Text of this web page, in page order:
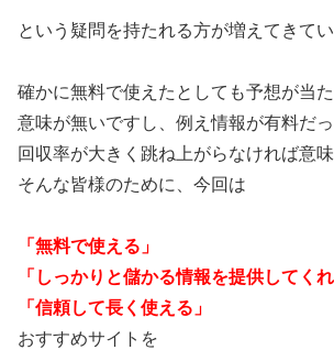
という疑問を持たれる方が増えてきてい
確かに無料で使えたとしても予想が当
意味が無いですし、例え情報が有料だ
回収率が大きく跳ね上がらなければ意
そんな皆様のために、今回は
「無料で使える」
「しっかりと儲かる情報を提供してくれ
「信頼して長く使える」
おすすめサイトを